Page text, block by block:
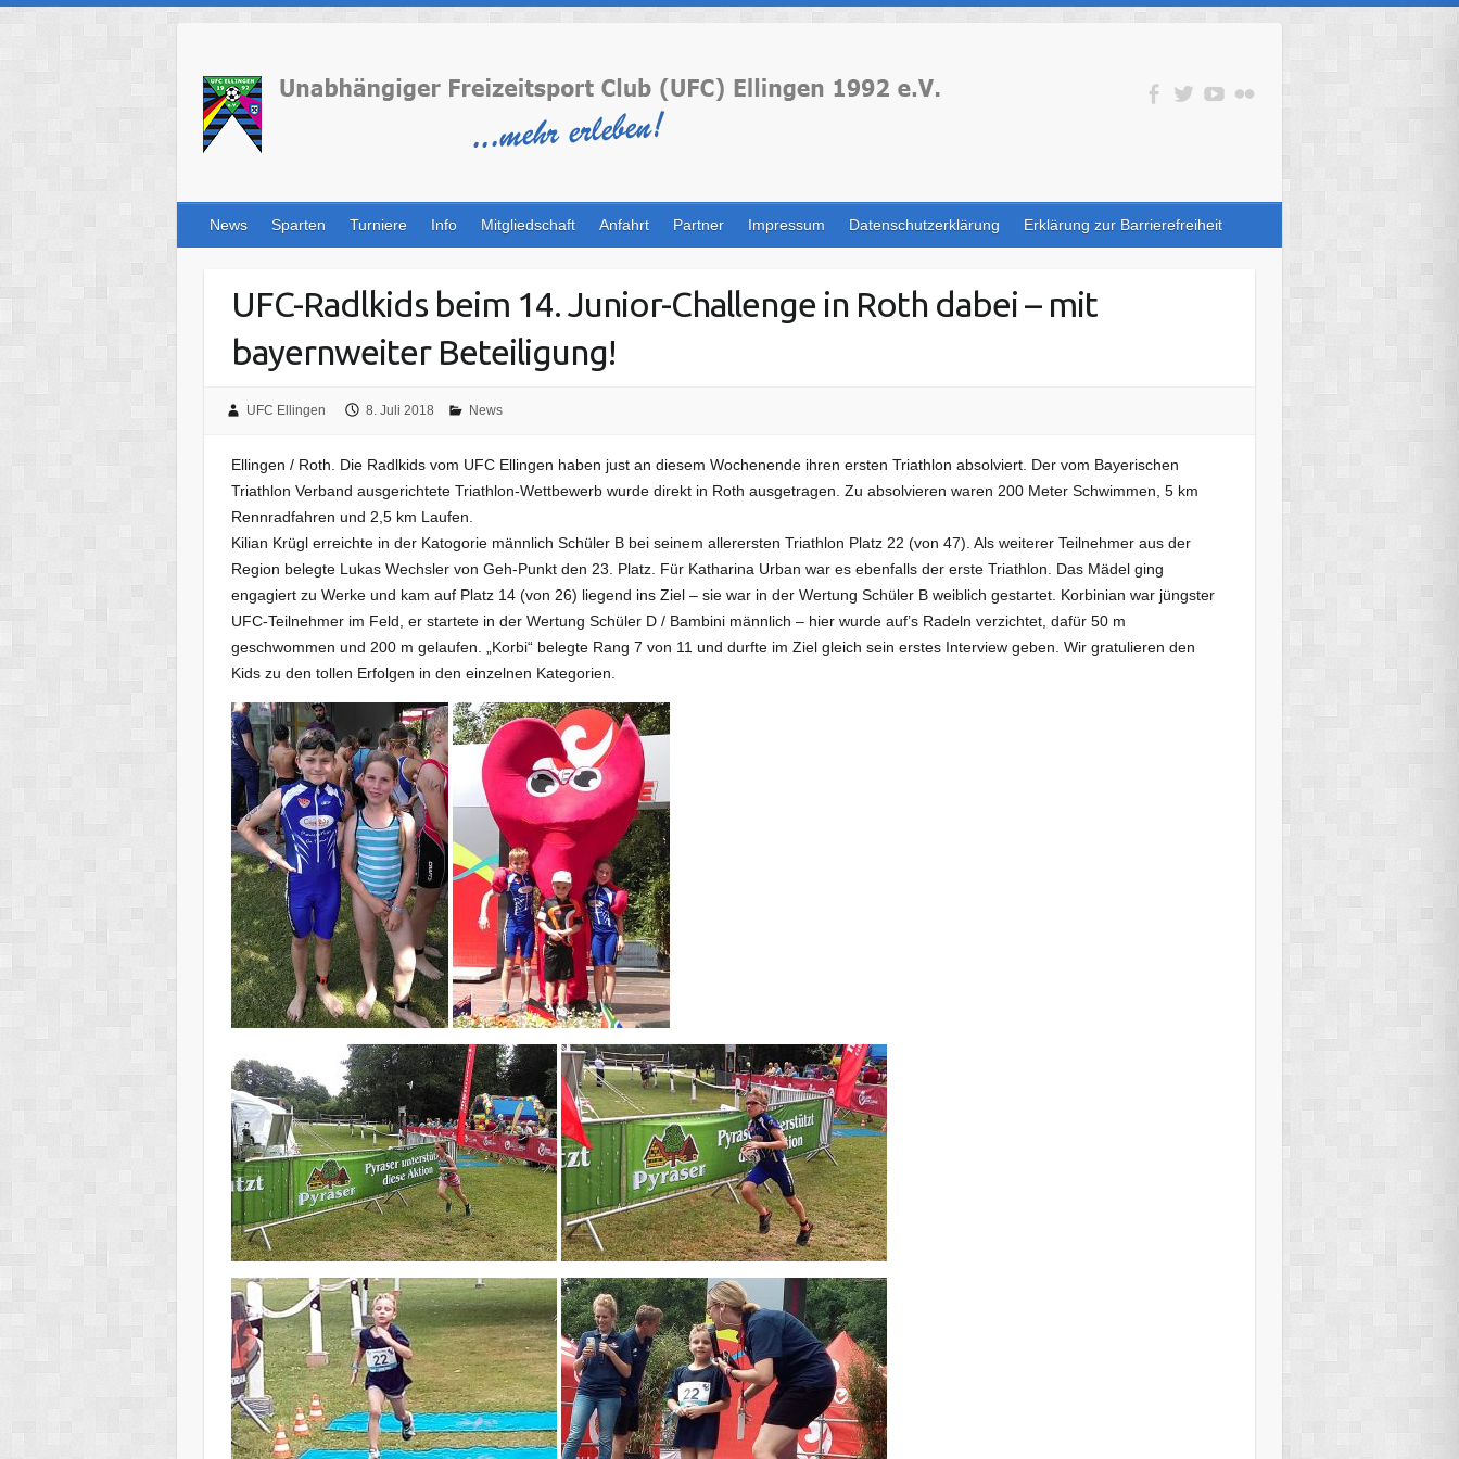
content
News Sparten Turniere Info Mitgliedschaft Anfahrt Partner Impressum Datenschutzerklärung Erklärung zur Barrierefreiheit
UFC-Radlkids beim 14. Junior-Challenge in Roth dabei – mit
bayernweiter Beteiligung!
UFC Ellingen 8. Juli 2018 News
Ellingen / Roth. Die Radlkids vom UFC Ellingen haben just an diesem Wochenende ihren ersten Triathlon absolviert. Der vom Bayerischen
Triathlon Verband ausgerichtete Triathlon-Wettbewerb wurde direkt in Roth ausgetragen. Zu absolvieren waren 200 Meter Schwimmen, 5 km
Rennradfahren und 2,5 km Laufen.
Kilian Krügl erreichte in der Katogorie männlich Schüler B bei seinem allerersten Triathlon Platz 22 (von 47). Als weiterer Teilnehmer aus der
Region belegte Lukas Wechsler von Geh-Punkt den 23. Platz. Für Katharina Urban war es ebenfalls der erste Triathlon. Das Mädel ging
engagiert zu Werke und kam auf Platz 14 (von 26) liegend ins Ziel – sie war in der Wertung Schüler B weiblich gestartet. Korbinian war jüngster
UFC-Teilnehmer im Feld, er startete in der Wertung Schüler D / Bambini männlich – hier wurde auf’s Radeln verzichtet, dafür 50 m
geschwommen und 200 m gelaufen. „Korbi“ belegte Rang 7 von 11 und durfte im Ziel gleich sein erstes Interview geben. Wir gratulieren den
Kids zu den tollen Erfolgen in den einzelnen Kategorien.